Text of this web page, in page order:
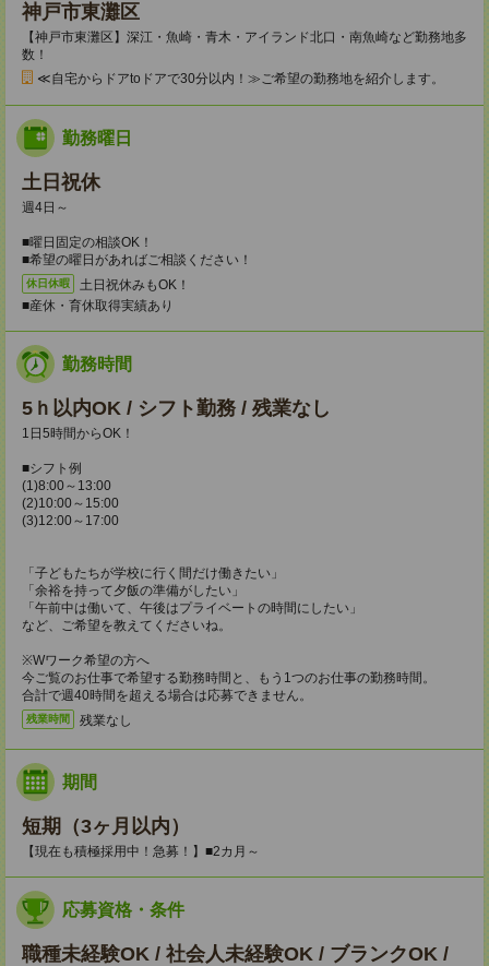
神戸市東灘区
【神戸市東灘区】深江・魚崎・青木・アイランド北口・南魚崎など勤務地多
数！
≪自宅からドアtoドアで30分以内！≫ご希望の勤務地を紹介します。
勤務曜日
土日祝休
週4日～
■曜日固定の相談OK！
■希望の曜日があればご相談ください！
休日休暇
土日祝休みもOK！
■産休・育休取得実績あり
勤務時間
5ｈ以内OK / シフト勤務 / 残業なし
1日5時間からOK！
■シフト例
(1)8:00～13:00
(2)10:00～15:00
(3)12:00～17:00
「子どもたちが学校に行く間だけ働きたい」
「余裕を持って夕飯の準備がしたい」
「午前中は働いて、午後はプライベートの時間にしたい」
など、ご希望を教えてくださいね。
※Wワーク希望の方へ
今ご覧のお仕事で希望する勤務時間と、もう1つのお仕事の勤務時間。
合計で週40時間を超える場合は応募できません。
残業時間 残業なし
期間
短期（3ヶ月以内）
【現在も積極採用中！急募！】■2カ月～
応募資格・条件
職種未経験OK / 社会人未経験OK / ブランクOK /